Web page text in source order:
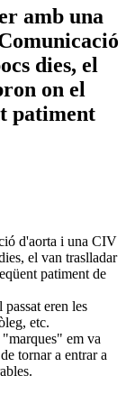
amb una
dies, el
on el
patiment
d'aorta i una CIV
el van traslladar
patiment de
eren les
etc.
em va
tornar a entrar a